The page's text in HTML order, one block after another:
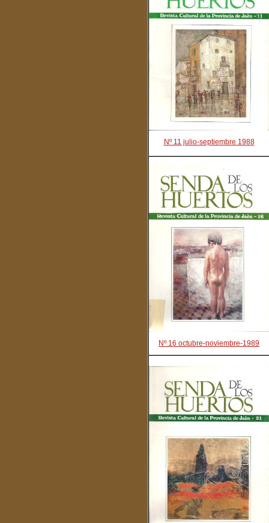
Nº 11 julio-septiembre 1988
Nº 16 octubre-noviembre-1989